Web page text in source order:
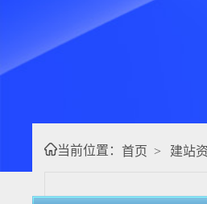
当前位置： 首页 > 建站